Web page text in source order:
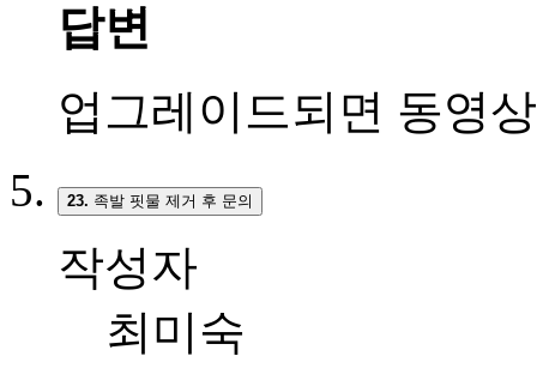
답변
업그레이드되면 동영
23. 족발 핏물 제거 후 문의
작성자
최미숙